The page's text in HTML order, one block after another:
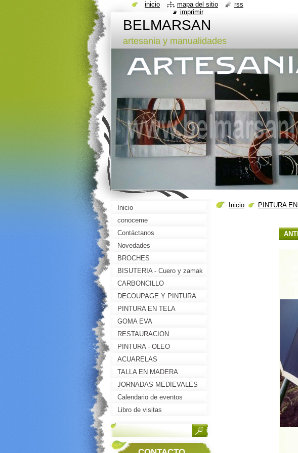
BELMARSAN
artesania y manualidades
Inicio PINTURA
Inicio
conoceme
Contáctanos
Novedades
BROCHES
BISUTERIA - Cuero y zamak
CARBONCILLO
DECOUPAGE Y PINTURA
DECORATIVA
PINTURA EN TELA
GOMA EVA
RESTAURACION
PINTURA - OLEO
ACUARELAS
TALLA EN MADERA
JORNADAS MEDIEVALES
2013-BRIONES(LA RIOJA)
Calendario de eventos
Libro de visitas
inicio mapa del sitio
rss
imprimir